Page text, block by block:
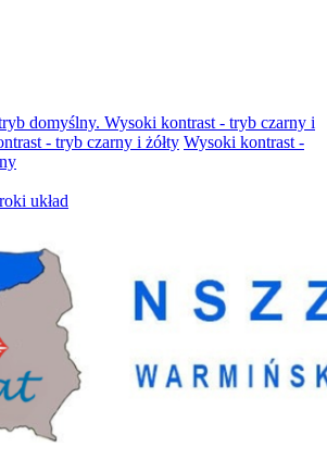
domyślny. Wysoki kontrast - tryb czarny i
- tryb czarny i żółty Wysoki kontrast -
układ